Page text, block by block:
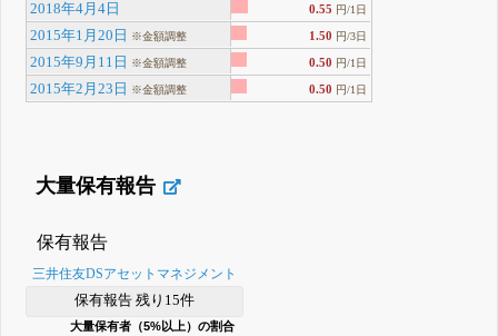
2018年4月4日 0.55 円/1日
2015年1月20日 ※金額調整 1.50 円/3日
2015年9月11日 ※金額調整 0.50 円/1日
2015年2月23日 ※金額調整 0.50 円/1日
大量保有報告
保有報告
三井住友DSアセットマネジメント
保有報告 残り15件
大量保有者（5%以上）の割合